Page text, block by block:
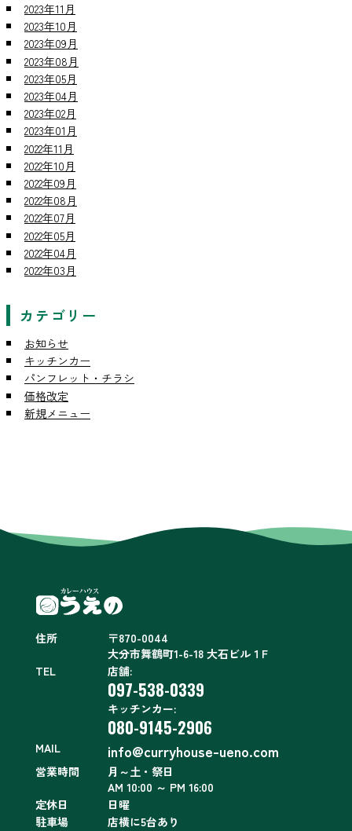
2023年11月
2023年10月
2023年09月
2023年08月
2023年05月
2023年04月
2023年02月
2023年01月
2022年11月
2022年10月
2022年09月
2022年08月
2022年07月
2022年05月
2022年04月
2022年03月
カテゴリー
お知らせ
キッチンカー
パンフレット・チラシ
価格改定
新規メニュー
住所
〒870-0044
大分市舞鶴町1-6-18 大石ビル１F
TEL
店舗:
097-538-0339
キッチンカー:
080-9145-2906
MAIL info@curryhouse-ueno.com
営業時間
月～土・祭日
AM 10:00 ～ PM 16:00
定休日
日曜
駐車場
店横に5台あり